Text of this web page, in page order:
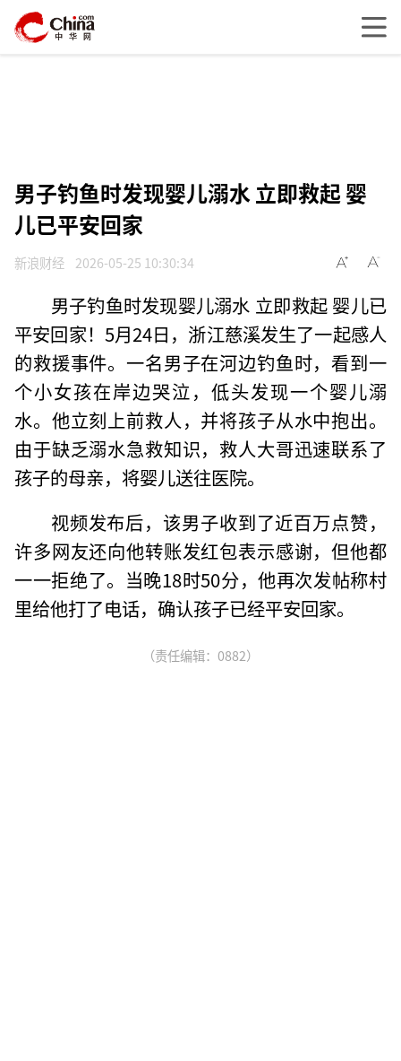
男子钓鱼时发现婴儿溺水 立即救起 婴
儿已平安回家
新浪财经 2026-05-25 10:30:34
男子钓鱼时发现婴儿溺水 立即救起 婴儿已
平安回家！5月24日，浙江慈溪发生了一起感人
的救援事件。一名男子在河边钓鱼时，看到一
个小女孩在岸边哭泣，低头发现一个婴儿溺
水。他立刻上前救人，并将孩子从水中抱出。
由于缺乏溺水急救知识，救人大哥迅速联系了
孩子的母亲，将婴儿送往医院。
视频发布后，该男子收到了近百万点赞，
许多网友还向他转账发红包表示感谢，但他都
一一拒绝了。当晚18时50分，他再次发帖称村
里给他打了电话，确认孩子已经平安回家。
（责任编辑：0882）